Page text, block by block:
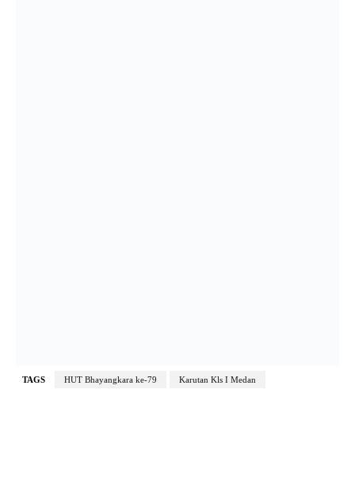
TAGS HUT Bhayangkara ke-79 Karutan Kls I Medan